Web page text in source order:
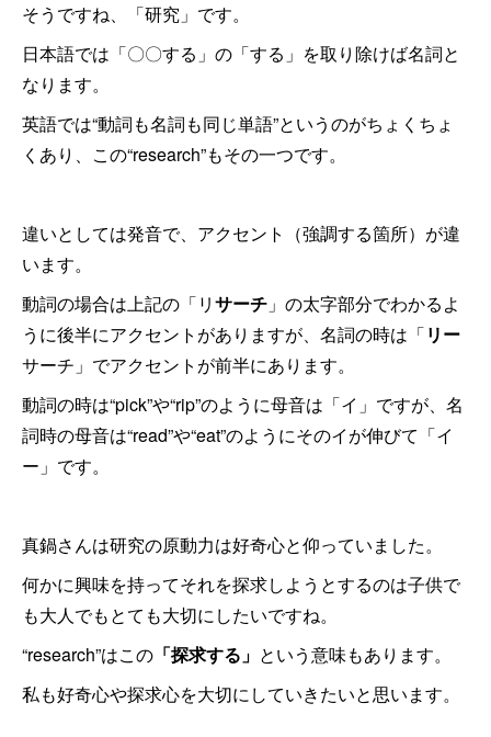
そうですね、「研究」です。
日本語では「〇〇する」の「する」を取り除けば名詞と
なります。
英語では“動詞も名詞も同じ単語”というのがちょくちょ
くあり、この“research”もその一つです。
違いとしては発音で、アクセント（強調する箇所）が違
います。
動詞の場合は上記の「リサーチ 」の太字部分でわかるよ
うに後半にアクセントがありますが、名詞の時は「リー
サーチ」でアクセントが前半にあります。
動詞の時は“pick”や“rip”のように母音は「イ」ですが、名
詞時の母音は“read”や“eat”のようにそのイが伸びて「イ
ー」です。
真鍋さんは研究の原動力は好奇心と仰っていました。
何かに興味を持ってそれを探求しようとするのは子供で
も大人でもとても大切にしたいですね。
“research”はこの 「探求する」 という意味もあります。
私も好奇心や探求心を大切にしていきたいと思います。